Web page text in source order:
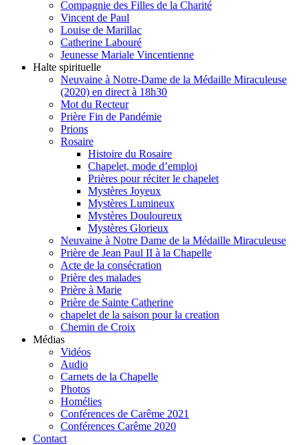
Compagnie des Filles de la Charité
Vincent de Paul
Louise de Marillac
Catherine Labouré
Jeunesse Mariale Vincentienne
Halte spirituelle
Neuvaine à Notre-Dame de la Médaille Miraculeuse
(2020) en direct à 18h30
Mot du Recteur
Prière Fin de Pandémie
Prions
Rosaire
Histoire du Rosaire
Chapelet, mode d’emploi
Prières pour réciter le chapelet
Mystères Joyeux
Mystères Lumineux
Mystères Douloureux
Mystères Glorieux
Neuvaine à Notre Dame de la Médaille Miraculeuse
Prière de Jean Paul II à la Chapelle
Acte de la consécration
Prière des malades
Prière à Marie
Prière de Sainte Catherine
chapelet de la saison pour la creation
Chemin de Croix
Médias
Vidéos
Audio
Carnets de la Chapelle
Photos
Homélies
Conférences de Carême 2021
Conférences Carême 2020
Contact